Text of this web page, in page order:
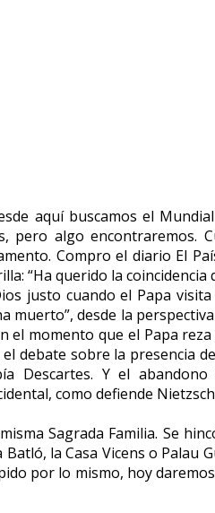
aquí buscamos el
pero algo encontraremos.
Compro el diario El
“Ha querido la coincidencia
justo cuando el Papa
muerto”, desde la
el momento que el Papa
debate sobre la presencia
Descartes. Y el
como defiende
Sagrada Familia. Se
la Casa Vicens o Palau
por lo mismo, hoy